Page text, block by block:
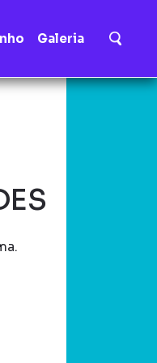
Galeria